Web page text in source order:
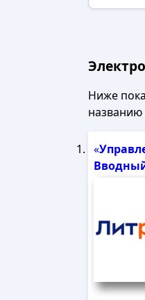
Ниже
названию
«